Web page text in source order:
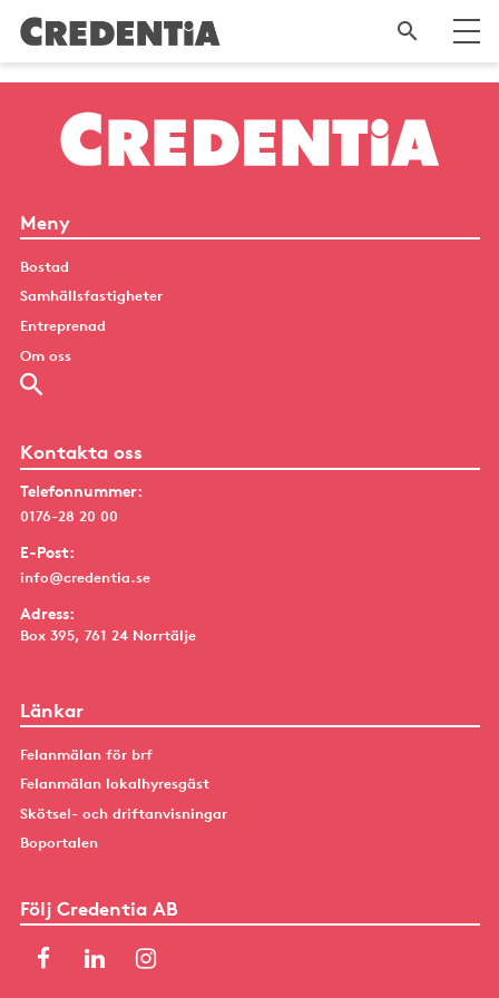
Meny
Bostad
Samhällsfastigheter
Entreprenad
Om oss
Kontakta oss
Telefonnummer:
0176-28 20 00
E-Post:
info@credentia.se
Adress:
Box 395, 761 24 Norrtälje
Länkar
Felanmälan för brf
Felanmälan lokalhyresgäst
Skötsel- och driftanvisningar
Boportalen
Följ Credentia AB